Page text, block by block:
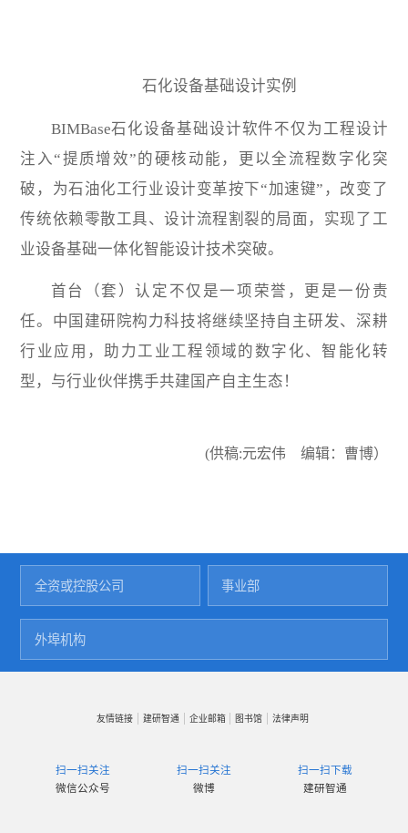
石化设备基础设计实例
BIMBase石化设备基础设计软件不仅为工程设计
注入“提质增效”的硬核动能，更以全流程数字化突
破，为石油化工行业设计变革按下“加速键”，改变了
传统依赖零散工具、设计流程割裂的局面，实现了工
业设备基础一体化智能设计技术突破。
首台（套）认定不仅是一项荣誉，更是一份责
任。中国建研院构力科技将继续坚持自主研发、深耕
行业应用，助力工业工程领域的数字化、智能化转
型，与行业伙伴携手共建国产自主生态！
(供稿:元宏伟 编辑：曹博）
全资或控股公司
中建研科技股份有限公司
中国建筑技术集团有限公司
建研地基基础工程有限责任公司
北京建筑机械化研究院有限公司
建研院检测中心有限公司
事业部
城乡规划院
科技发展研究院
外埠机构
天津分院
友情链接 建研智通 企业邮箱 图书馆 法律声明
扫一扫下载
建研智通
扫一扫关注
微信公众号
扫一扫关注
微博